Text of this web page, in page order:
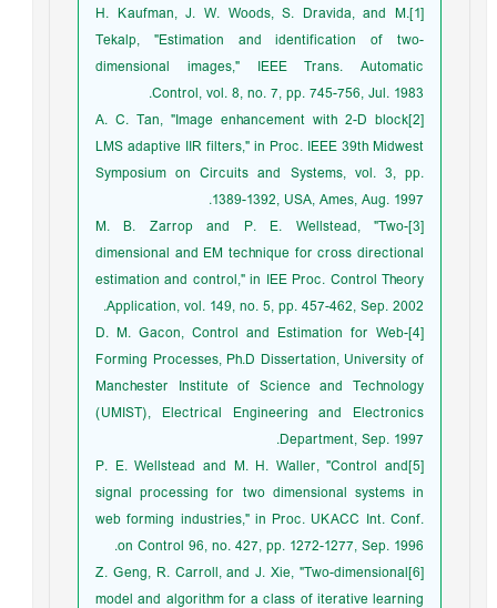
[1]H. Kaufman, J. W. Woods, S. Dravida, and M.
Tekalp, "Estimation and identification of two-
dimensional images," IEEE Trans. Automatic
Control, vol. 8, no. 7, pp. 745-756, Jul. 1983.
[2]A. C. Tan, "Image enhancement with 2-D block
LMS adaptive IIR filters," in Proc. IEEE 39th Midwest
Symposium on Circuits and Systems, vol. 3, pp.
1389-1392, USA, Ames, Aug. 1997.
[3]M. B. Zarrop and P. E. Wellstead, "Two-
dimensional and EM technique for cross directional
estimation and control," in IEE Proc. Control Theory
Application, vol. 149, no. 5, pp. 457-462, Sep. 2002.
[4]D. M. Gacon, Control and Estimation for Web-
Forming Processes, Ph.D Dissertation, University of
Manchester Institute of Science and Technology
(UMIST), Electrical Engineering and Electronics
Department, Sep. 1997.
[5]P. E. Wellstead and M. H. Waller, "Control and
signal processing for two dimensional systems in
web forming industries," in Proc. UKACC Int. Conf.
on Control 96, no. 427, pp. 1272-1277, Sep. 1996.
[6]Z. Geng, R. Carroll, and J. Xie, "Two-dimensional
model and algorithm for a class of iterative learning